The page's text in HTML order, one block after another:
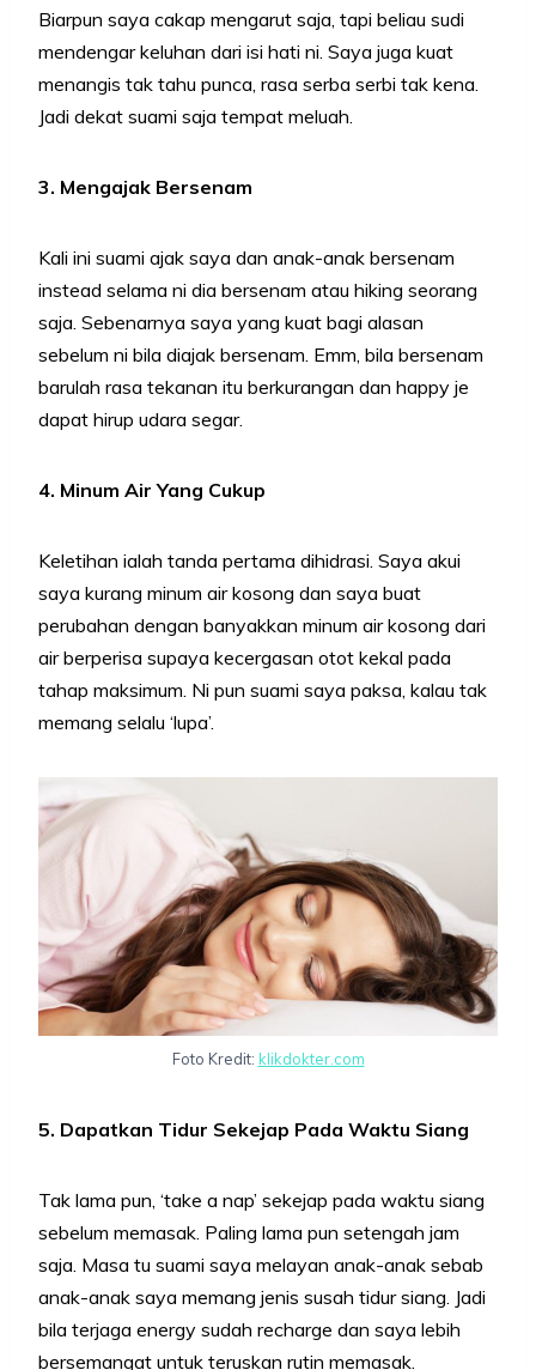
Biarpun saya cakap mengarut saja, tapi beliau sudi
mendengar keluhan dari isi hati ni. Saya juga kuat
menangis tak tahu punca, rasa serba serbi tak kena.
Jadi dekat suami saja tempat meluah.
3. Mengajak Bersenam
Kali ini suami ajak saya dan anak-anak bersenam
instead selama ni dia bersenam atau hiking seorang
saja. Sebenarnya saya yang kuat bagi alasan
sebelum ni bila diajak bersenam. Emm, bila bersenam
barulah rasa tekanan itu berkurangan dan happy je
dapat hirup udara segar.
4. Minum Air Yang Cukup
Keletihan ialah tanda pertama dihidrasi. Saya akui
saya kurang minum air kosong dan saya buat
perubahan dengan banyakkan minum air kosong dari
air berperisa supaya kecergasan otot kekal pada
tahap maksimum. Ni pun suami saya paksa, kalau tak
memang selalu ‘lupa’.
Foto Kredit: klikdokter.com
5. Dapatkan Tidur Sekejap Pada Waktu Siang
Tak lama pun, ‘take a nap’ sekejap pada waktu siang
sebelum memasak. Paling lama pun setengah jam
saja. Masa tu suami saya melayan anak-anak sebab
anak-anak saya memang jenis susah tidur siang. Jadi
bila terjaga energy sudah recharge dan saya lebih
bersemangat untuk teruskan rutin memasak.